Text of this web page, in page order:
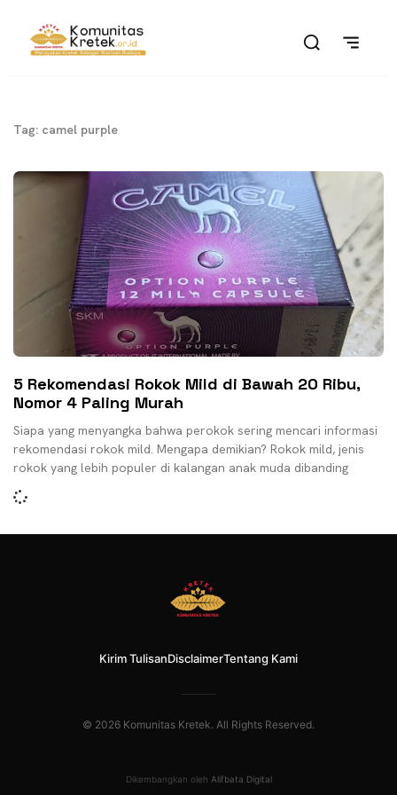
Tag: camel purple
5 Rekomendasi Rokok Mild di Bawah 20 Ribu,
Nomor 4 Paling Murah
Siapa yang menyangka bahwa perokok sering mencari informasi
rekomendasi rokok mild. Mengapa demikian? Rokok mild, jenis
rokok yang lebih populer di kalangan anak muda dibanding
Kirim TulisanDisclaimerTentang Kami
© 2026 Komunitas Kretek. All Rights Reserved.
Dikembangkan oleh Alifbata Digital